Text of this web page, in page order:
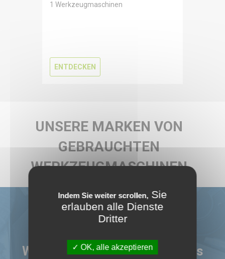
Indem Sie weiter scrollen, Sie
erlauben alle Dienste
Dritter
OK, alle akzeptieren
1 Werkzeugmaschinen
ENTDECKEN
UNSERE MARKEN VON
GEBRAUCHTEN
WERKZEUGMASCHINEN
Werkzeugmaschine oder dieses